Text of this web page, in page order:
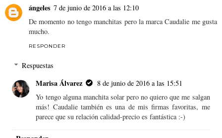
ángeles 7 de junio de 2016 a las 12:10
De momento no tengo manchitas pero la marca Caudalie me gusta
mucho.
RESPONDER
Respuestas
Marisa Álvarez
8 de junio de 2016 a las 15:51
Yo tengo alguna manchita solar pero no quiero que me salgan
más! Caudalie también es una de mis firmas favoritas, me
parece que su relación calidad-precio es fantástica :-)